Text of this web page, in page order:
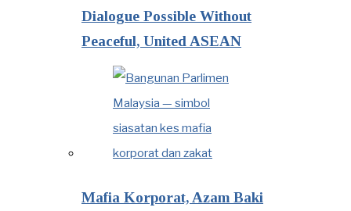
Dialogue Possible Without
Peaceful, United ASEAN
Mafia Korporat, Azam Baki